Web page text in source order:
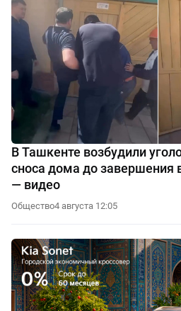
В Ташкенте возбудили
сноса дома до завершения
— видео
Общество4 августа 12:05